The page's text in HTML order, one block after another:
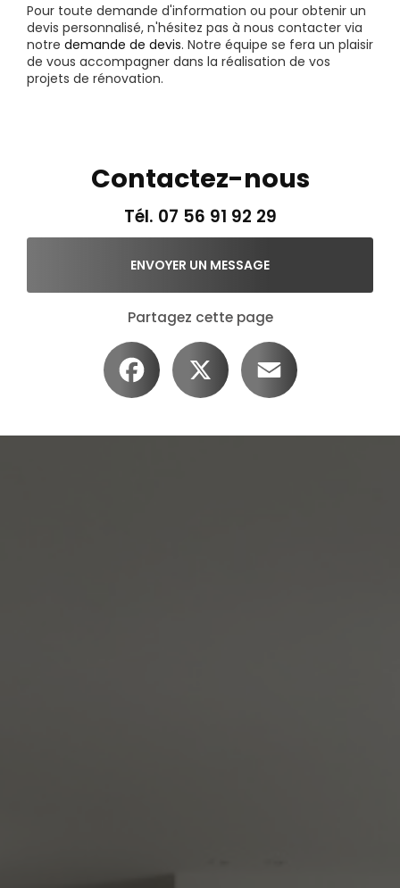
Pour toute demande d'information ou pour obtenir un
devis personnalisé, n'hésitez pas à nous contacter via
notre demande de devis. Notre équipe se fera un plaisir
de vous accompagner dans la réalisation de vos
projets de rénovation.
Contactez-nous
Tél. 07 56 91 92 29
ENVOYER UN MESSAGE
Partagez cette page
Facebook